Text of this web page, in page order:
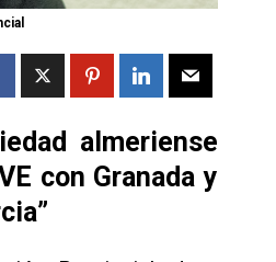
almeriense
con Granada y